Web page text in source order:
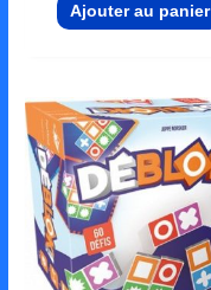
Ajouter au panier